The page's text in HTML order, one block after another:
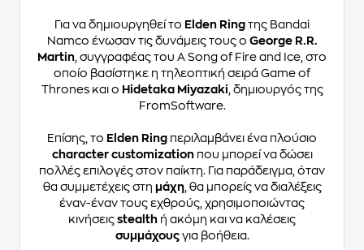
Για να δημιουργηθεί το Elden Ring της Bandai
Namco ένωσαν τις δυνάμεις τους ο George R.R.
Martin , συγγραφέας του A Song of Fire and Ice, στο
οποίο βασίστηκε η τηλεοπτική σειρά Game of
Thrones και ο Hidetaka Miyazaki , δημιουργός της
FromSoftware.
Επίσης, το Elden Ring περιλαμβάνει ένα πλούσιο
character customizationπου μπορεί να δώσει
πολλές επιλογές στον παίκτη. Για παράδειγμα, όταν
θα συμμετέχεις στη μάχη, θα μπορείς να διαλέξεις
έναν-έναν τους εχθρούς, χρησιμοποιώντας
κινήσεις stealth ή ακόμη και να καλέσεις
συμμάχουςγια βοήθεια.